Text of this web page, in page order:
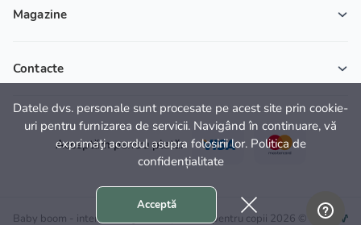
Magazine
Contacte
Acceptăm pentru plată:
Baby boom - internet magazin cu produse pentru copii 2026 ©
Datele dvs. personale sunt procesate pe acest site prin cookie-
uri pentru furnizarea de servicii. Navigând în continuare, vă
exprimaţi acordul asupra folosirii lor. Politica de
confidențialitate
Acceptă